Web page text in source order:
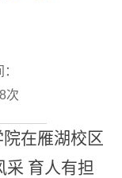
次
在雁湖校区
采 育人有担